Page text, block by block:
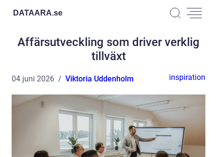
DATAARA.se
Affärsutveckling som driver verklig
tillväxt
04 juni 2026 Viktoria Uddenholm inspiration